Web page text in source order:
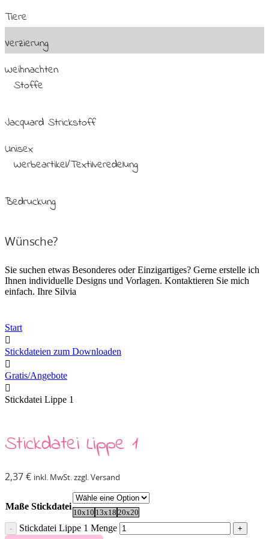
Tiere
Verzierung
Weihnachten
Stoffe
Jacquard Strickstoff
Unisex
Werbeartikel/Textilveredelung
Bedruckung
Wünsche?
Sie suchen etwas Besonderes oder Einzigartiges? Gerne erstelle ich
Ihnen individuelle Designs und Vorlagen. Kontaktieren Sie mich
einfach. Ihre Silvia
Start
Stickdateien zum Downloaden
Gratis/Angebote
Stickdatei Lippe 1
Stickdatei Lippe 1
2,37 € inkl. MwSt. zzgl. Versand
Maße Stickdatei
10x10 13x18 20x20
Stickdatei Lippe 1 Menge